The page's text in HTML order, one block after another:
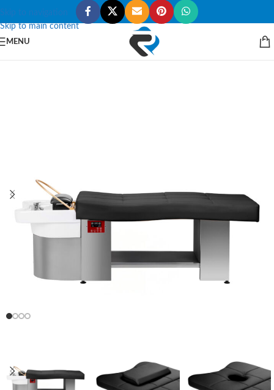
Skip to navigation
Skip to main content
MENU